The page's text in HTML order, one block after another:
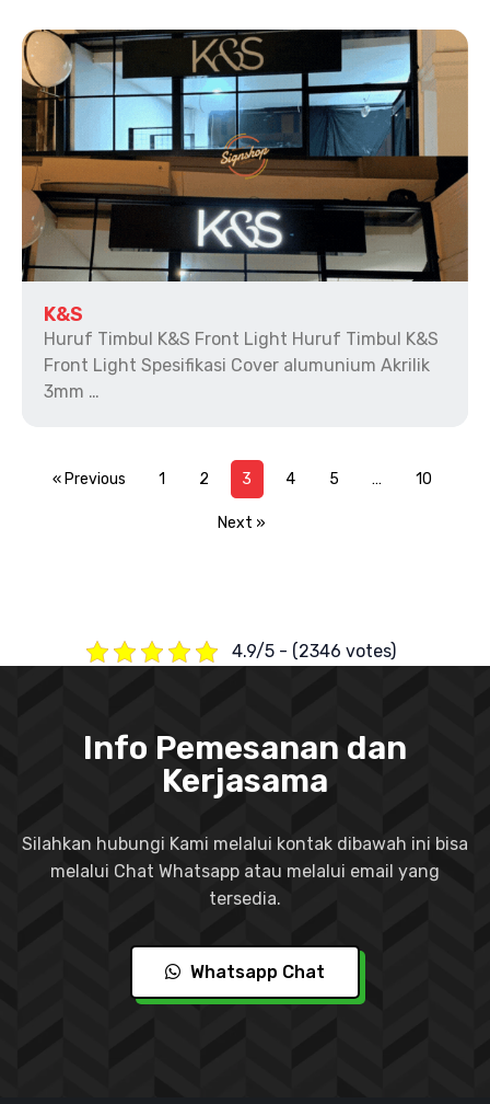
K&S
Huruf Timbul K&S Front Light Huruf Timbul K&S
Front Light Spesifikasi Cover alumunium Akrilik
3mm …
« Previous 1 2 3 4 5 … 10
Next »
4.9/5 - (2346 votes)
Info Pemesanan dan
Kerjasama
Silahkan hubungi Kami melalui kontak dibawah ini bisa
melalui Chat Whatsapp atau melalui email yang
tersedia.
Whatsapp Chat